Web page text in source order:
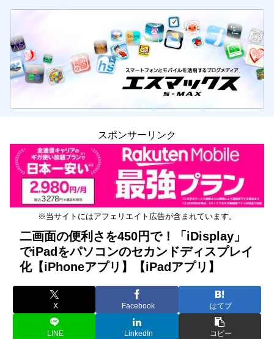
スポンサーリンク
※当サイトにはアフェリエイト広告が含まれています。
二画面の便利さを450円で！「iDisplay」
でiPadをパソコンのセカンドディスプレイ
化【iPhoneアプリ】【iPadアプリ】
X Facebook はてブ
LINE LinkedIn コピー